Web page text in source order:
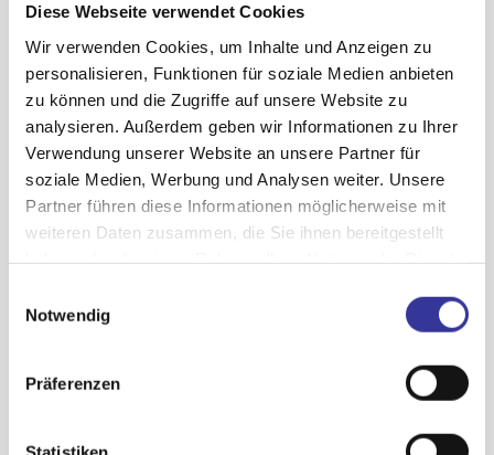
Diese Webseite verwendet Cookies
Wir verwenden Cookies, um Inhalte und Anzeigen zu
personalisieren, Funktionen für soziale Medien anbieten
zu können und die Zugriffe auf unsere Website zu
analysieren. Außerdem geben wir Informationen zu Ihrer
Verwendung unserer Website an unsere Partner für
soziale Medien, Werbung und Analysen weiter. Unsere
Partner führen diese Informationen möglicherweise mit
weiteren Daten zusammen, die Sie ihnen bereitgestellt
Datenschutzerklärung
Notwendig
Präferenzen
Arbeitsplatz:
Theater, Fashionshows und
Pfützenspringer & Sinnstift